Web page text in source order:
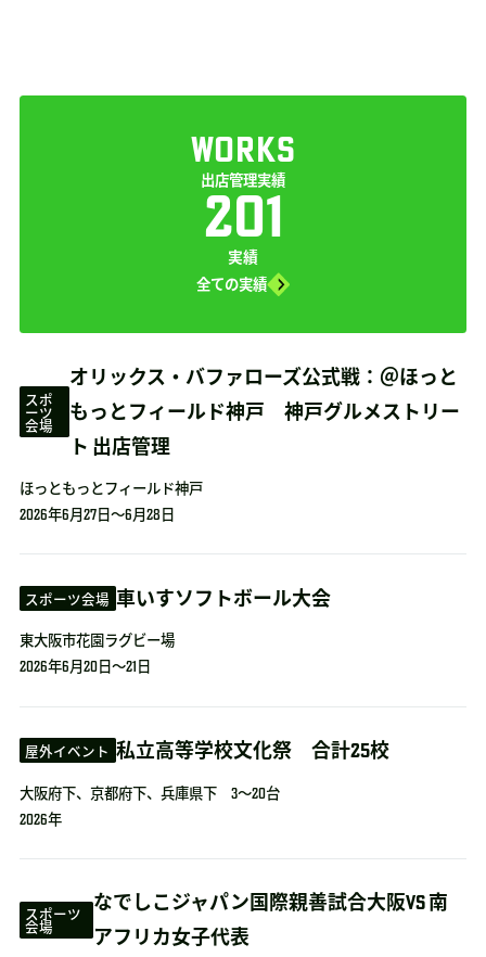
WORKS
出店管理実績
201
実績
全ての実績
スポ
ーツ
会場
オリックス・バファローズ公式戦：＠ほっと
もっとフィールド神戸 神戸グルメストリー
ト 出店管理
ほっともっとフィールド神戸
2026年6月27日～6月28日
スポーツ会場 車いすソフトボール大会
東大阪市花園ラグビー場
2026年6月20日～21日
屋外イベント 私立高等学校文化祭 合計25校
大阪府下、京都府下、兵庫県下 3～20台
2026年
スポーツ
会場
なでしこジャパン国際親善試合大阪VS 南
アフリカ女子代表